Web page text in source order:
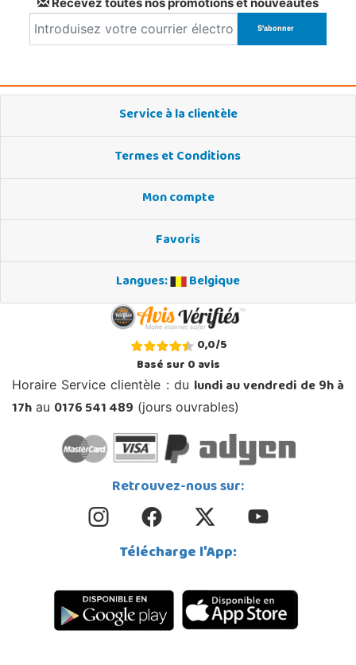
Service à la clientèle
Termes et Conditions
Mon compte
Favoris
Langues:
Belgique
0,0/5
Basé sur0avis
Horaire Service clientèle : du lundi au vendredi de 9h à
17h au 0176 541 489 (jours ouvrables)
Retrouvez-nous sur:
Télécharge l'App: